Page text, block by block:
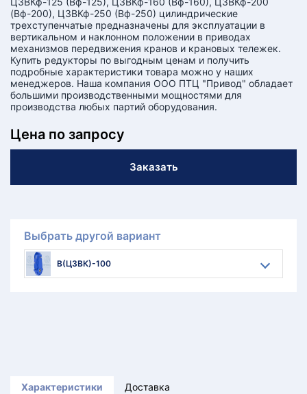
(Вф-200), Ц3ВКф-250 (Вф-250) цилиндрические
трехступенчатые предназначены для эксплуатации в
вертикальном и наклонном положении в приводах
механизмов передвижения кранов и крановых тележек.
Купить редукторы по выгодным ценам и получить
подробные характеристики товара можно у наших
менеджеров. Наша компания ООО ПТЦ "Привод" обладает
большими производственными мощностями для
производства любых партий оборудования.
Цена по запросу
Заказать
Выбрать другой вариант
В(Ц3ВК)-100
Характеристики Доставка